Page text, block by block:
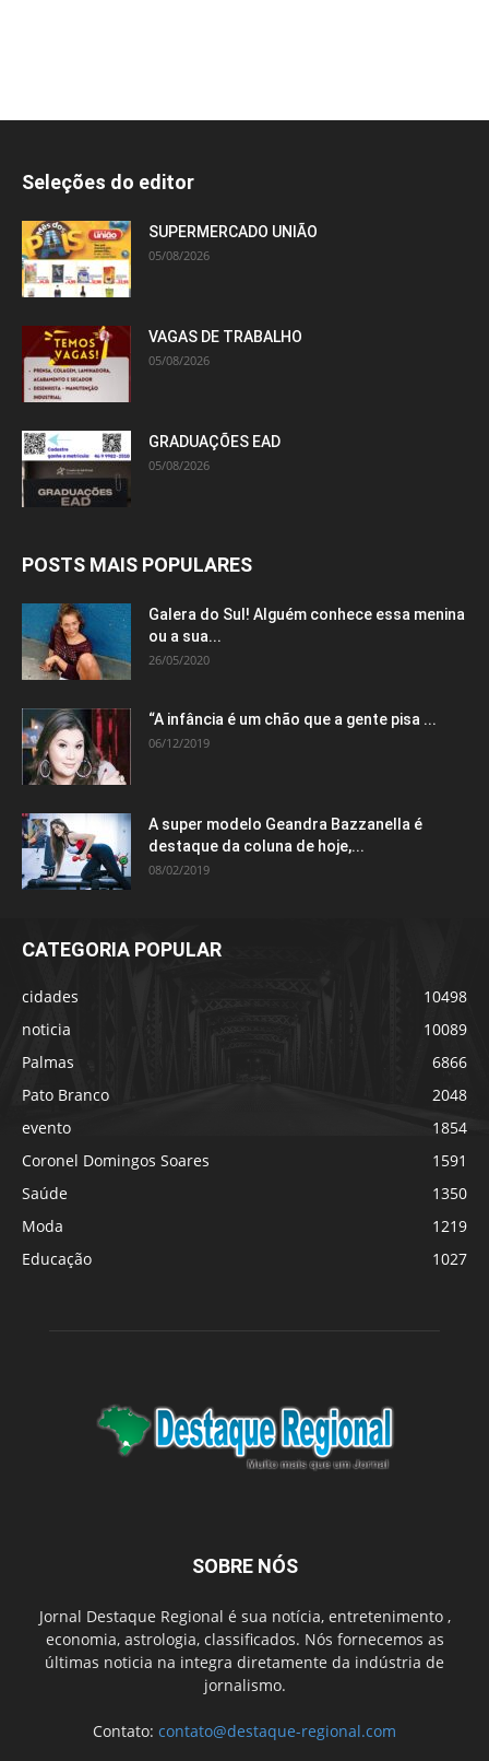
Seleções do editor
SUPERMERCADO UNIÃO
05/08/2026
VAGAS DE TRABALHO
05/08/2026
GRADUAÇÕES EAD
05/08/2026
POSTS MAIS POPULARES
Galera do Sul! Alguém conhece essa menina
ou a sua...
26/05/2020
“A infância é um chão que a gente pisa ...
06/12/2019
A super modelo Geandra Bazzanella é
destaque da coluna de hoje,...
08/02/2019
CATEGORIA POPULAR
cidades
10498
noticia
10089
Palmas
6866
Pato Branco
2048
evento
1854
Coronel Domingos Soares
1591
Saúde
1350
Moda
1219
Educação
1027
SOBRE NÓS
Jornal Destaque Regional é sua notícia, entretenimento ,
economia, astrologia, classificados. Nós fornecemos as
últimas noticia na integra diretamente da indústria de
jornalismo.
Contato: contato@destaque-regional.com